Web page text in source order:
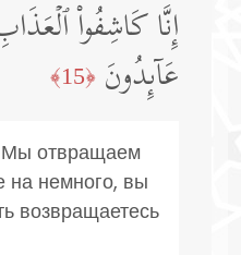
إِنَّا كَاشِفُوا۟
عَاۤىِٕدُونَ ﴿15﴾
Мы отвращаем
на немного, вы
возвращаетесь